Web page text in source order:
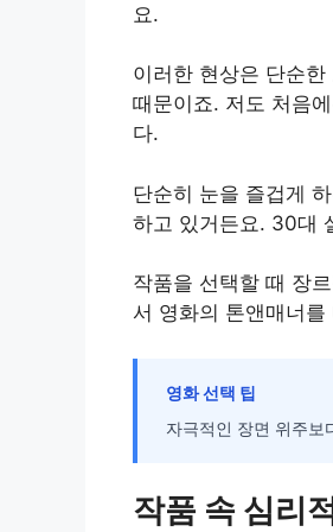
요.
이러한 현상은 단순
때문이죠. 저도 처음
다.
단순히 눈을 즐겁게
하고 있거든요. 30대
작품을 선택할 때 장
서 영화의 톤앤매너
영화 선택 팁
자극적인 장면 위주보
작품 속 심리